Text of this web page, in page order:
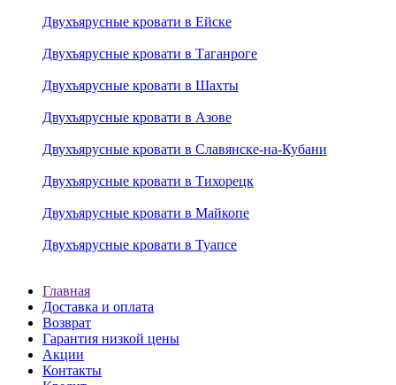
Двухъярусные кровати в Ейске
Двухъярусные кровати в Таганроге
Двухъярусные кровати в Шахты
Двухъярусные кровати в Азове
Двухъярусные кровати в Славянске-на-Кубани
Двухъярусные кровати в Тихорецк
Двухъярусные кровати в Майкопе
Двухъярусные кровати в Туапсе
Главная
Доставка и оплата
Возврат
Гарантия низкой цены
Акции
Контакты